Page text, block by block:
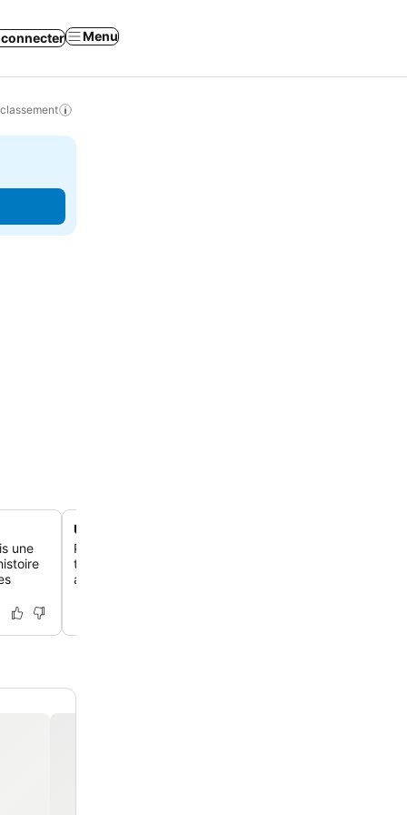
connecter Menu
une
Une expérience de luxe réservée aux adultes
Profite d'un environnement exclusif réservé aux plus de
tout le complexe, du casino aux piscines et aux bars,
ambiance sophistiquée et animée.